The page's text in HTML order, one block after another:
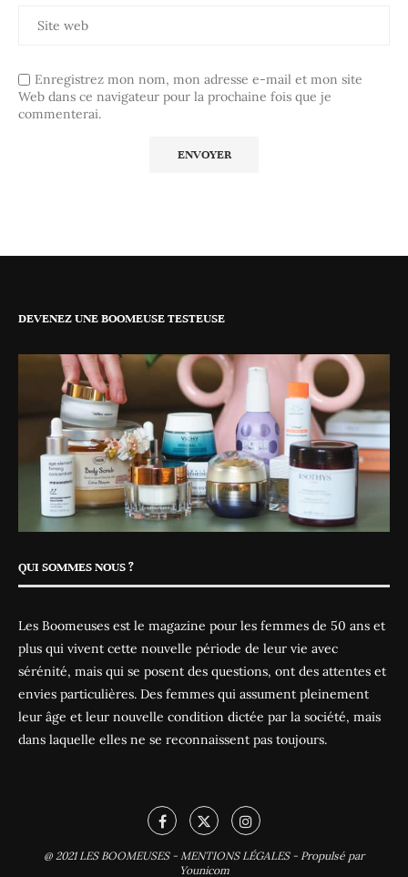
Enregistrez mon nom, mon adresse e-mail et mon site
Web dans ce navigateur pour la prochaine fois que je
commenterai.
DEVENEZ UNE BOOMEUSE TESTEUSE
QUI SOMMES NOUS ?
Les Boomeuses est le magazine pour les femmes de 50 ans et
plus qui vivent cette nouvelle période de leur vie avec
sérénité, mais qui se posent des questions, ont des attentes et
envies particulières. Des femmes qui assument pleinement
leur âge et leur nouvelle condition dictée par la société, mais
dans laquelle elles ne se reconnaissent pas toujours.
@ 2021 LES BOOMEUSES- MENTIONS LÉGALES- Propulsé par
Younicom